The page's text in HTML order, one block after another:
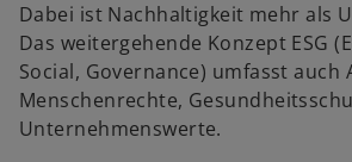
Dabei ist Nachhaltigkeit mehr als
Das weitergehende Konzept ESG
Social, Governance) umfasst auch
Menschenrechte,
Unternehmenswerte.